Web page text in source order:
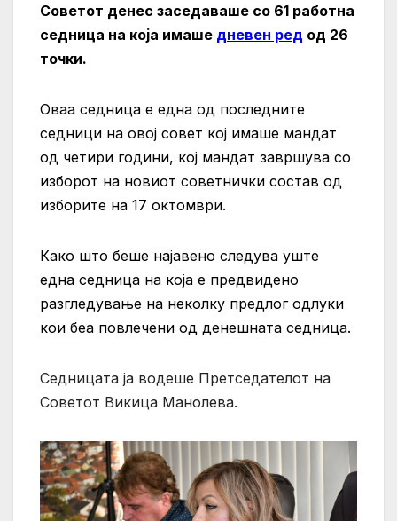
Советот денес заседаваше со 61 работна
седница на која имаше дневен ред од 26
точки.
Оваа седница е една од последните
седници на овој совет кој имаше мандат
од четири години, кој мандат завршува со
изборот на новиот советнички состав од
изборите на 17 октомври.
Како што беше најавено следува уште
една седница на која е предвидено
разгледување на неколку предлог одлуки
кои беа повлечени од денешната седница.
Седницата ја водеше Претседателот на
Советот Викица Манолева.